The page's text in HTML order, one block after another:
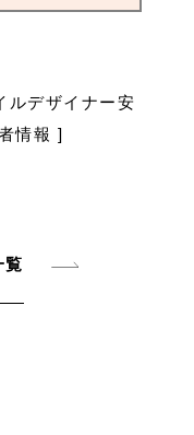
ルデザイナー安
情報 ]
覧